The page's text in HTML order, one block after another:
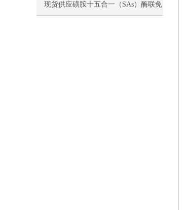
现货供应磺胺十五合一（SAs）酶联免